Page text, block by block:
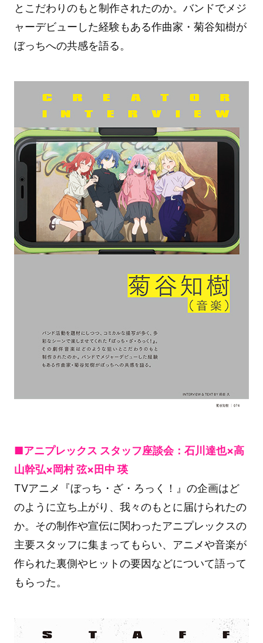
とこだわりのもと制作されたのか。バンドでメジ
ャーデビューした経験もある作曲家・菊谷知樹が
ぼっちへの共感を語る。
■アニプレックス スタッフ座談会：石川達也×高
山幹弘×岡村 弦×田中 瑛
TVアニメ『ぼっち・ざ・ろっく！』の企画はど
のように立ち上がり、我々のもとに届けられたの
か。その制作や宣伝に関わったアニプレックスの
主要スタッフに集まってもらい、アニメや音楽が
作られた裏側やヒットの要因などについて語って
もらった。